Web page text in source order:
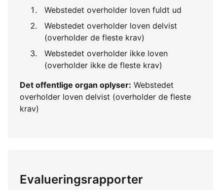
Webstedet overholder loven fuldt ud
Webstedet overholder loven delvist
(overholder de fleste krav)
Webstedet overholder ikke loven
(overholder ikke de fleste krav)
Det offentlige organ oplyser: Webstedet
overholder loven delvist (overholder de fleste
krav)
Evalueringsrapporter